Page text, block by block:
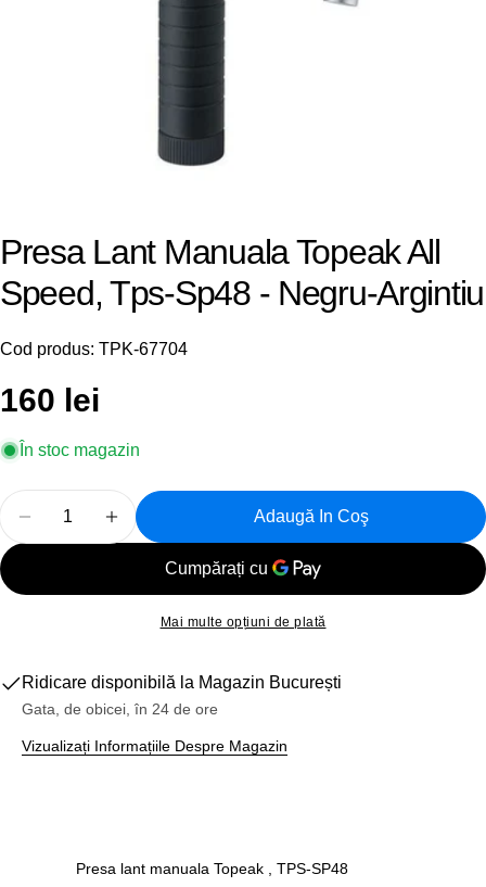
Presa Lant Manuala Topeak All
Speed, Tps-Sp48 - Negru-Argintiu
Cod produs: TPK-67704
Preț
obișnuit
160 lei
În stoc magazin
Reduceți Cantitatea Pentru Presa Lant Manuala
Creșteți Cantitatea Pentru Presa Lant
Adaugă In Coş
Mai multe opțiuni de plată
Ridicare disponibilă la Magazin București
Gata, de obicei, în 24 de ore
Vizualizați Informațiile Despre Magazin
Presa lant manuala Topeak , TPS-SP48